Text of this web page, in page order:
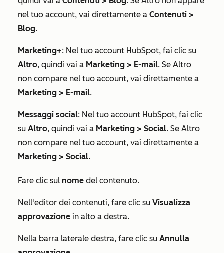
nel tuo account, vai direttamente a Contenuti >
Blog.
Marketing+: Nel tuo account HubSpot, fai clic su
Altro, quindi vai a Marketing > E-mail. Se Altro
non compare nel tuo account, vai direttamente a
Marketing > E-mail.
Messaggi social: Nel tuo account HubSpot, fai clic
su Altro, quindi vai a Marketing > Social. Se Altro
non compare nel tuo account, vai direttamente a
Marketing > Social.
Fare clic sul nome del contenuto.
Nell'editor dei contenuti, fare clic su Visualizza
approvazione in alto a destra.
Nella barra laterale destra, fare clic su Annulla